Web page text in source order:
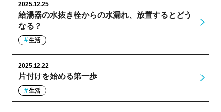
給湯器の水抜き栓からの水漏れ、放置するとどう
なる？
2025.12.25
生活
片付けを始める第一歩
2025.12.22
生活